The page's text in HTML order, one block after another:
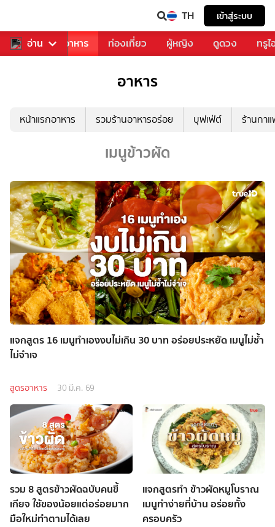
TH เข้าสู่ระบบ
อ่าน
การเพลง อาหาร ท่องเที่ยว ผู้หญิง ดูดวง ทรู
อาหาร
หน้าแรกอาหาร รวมร้านอาหารอร่อย บุฟเฟ่ต์ ร้านกา
เมนูข้าวผัด
แจกสูตร 16 เมนูทำเองงบไม่เกิน 30 บาท อร่อยประหยัด เมนูไม่ซ้ำ
ไม่จำเจ
สูตรอาหาร 30 มี.ค. 69
รวม 8 สูตรข้าวผัดฉบับคนขี้
เกียจ ใช้ของน้อยแต่อร่อยมาก
มือใหม่ทำตามได้เลย
แจกสูตรทำ ข้าวผัดหมูโบราณ
เมนูทำง่ายที่บ้าน อร่อยทั้ง
ครอบครัว